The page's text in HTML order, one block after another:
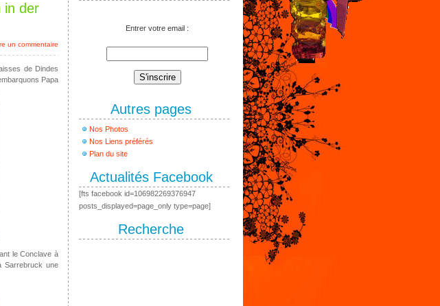
in der
un commentaire
de Dindes
Papa
le Conclave à
Sarrebruck une
Entrer votre email :
Autres pages
Nos Photos
Nos Liens préférés
Plan du site
Actualités Facebook
[fts facebook id=106982269376947
posts_displayed=page_only type=page]
Recherche